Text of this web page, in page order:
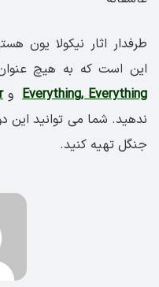
طرفدار اثار نیکولا یون
این است که به هیچ
Everything, Everythingو
ندهید. شما می توانید این
جنگل تهیه کنید.